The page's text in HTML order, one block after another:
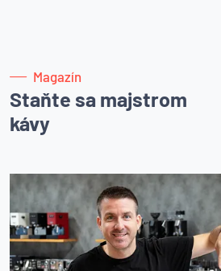
Magazín
Staňte sa majstrom
kávy